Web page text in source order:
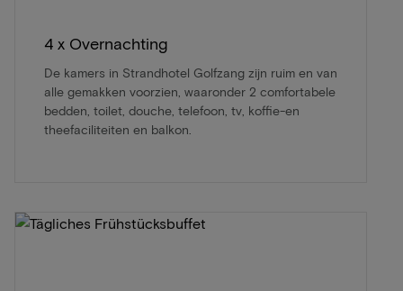
4 x Overnachting
De kamers in Strandhotel Golfzang zijn ruim en van
alle gemakken voorzien, waaronder 2 comfortabele
bedden, toilet, douche, telefoon, tv, koffie-en
theefaciliteiten en balkon.